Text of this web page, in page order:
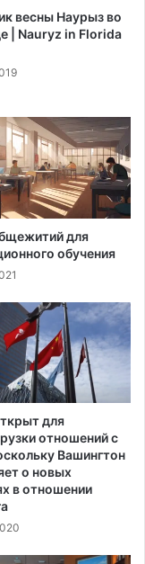
весны Наурыз во
| Nauryz in Florida
для
обучения
для
отношений с
Вашингтон
о новых
в отношении